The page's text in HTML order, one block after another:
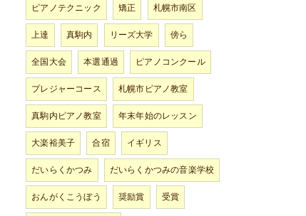
ピアノテクニック
矯正
札幌市南区
上達
真駒内 リーズ大学
傍ら
全国大会
本選通過
ピアノコンクール
プレジャーコース
札幌市ピアノ教室
真駒内ピアノ教室
年末年始のレッスン
大楽裕美子
合宿
イギリス
だいらくかつみ
だいらくかつみの音楽学校
おんがくこうぼう
奨励賞
受賞